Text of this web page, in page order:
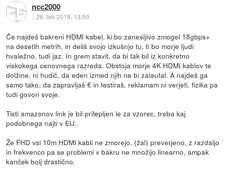
ncc2000
::26. feb 2018, 13:59
Če najdeš bakreni HDMI kabel, ki bo zanesljivo zmogel 18gbps+
na desetih metrih, in deliš svojo izkušnjo tu, ti bo morje ljudi
hvaležno, tudi jaz. In grem stavit, da bi tak bil iz konkretno
viskokega cenovnega razreda. Obstoja morje 4K HDMI kablov te
dolžine, ni hudič, da eden izmed njih ne bi zalaufal. A najdeš ga
samo tako, da zapravljaš € in testiraš, reklamam ni verjeti, fizika pa
tudi govori svoje.
Tisti amazonov link je bil prilepljen le za vzorec, treba kaj
podobnega najti v EU..
Že FHD vsi 10m HDMI kabli ne zmorejo, (žal) preverjeno, z razdaljo
in frekvenco pa se problemi v bakru ne množijo linearno, ampak
kanček bolj drastično.